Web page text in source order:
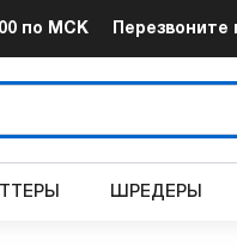
по МСК Перезвоните
ШРЕДЕРЫ